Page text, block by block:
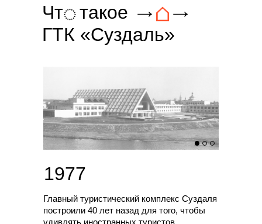
Главный туристический комплекс Суздаля
построили 40 лет назад для того, чтобы
удивлять иностранных туристов
Чт◌такое →⌂→
ГТК «Суздаль»
1977